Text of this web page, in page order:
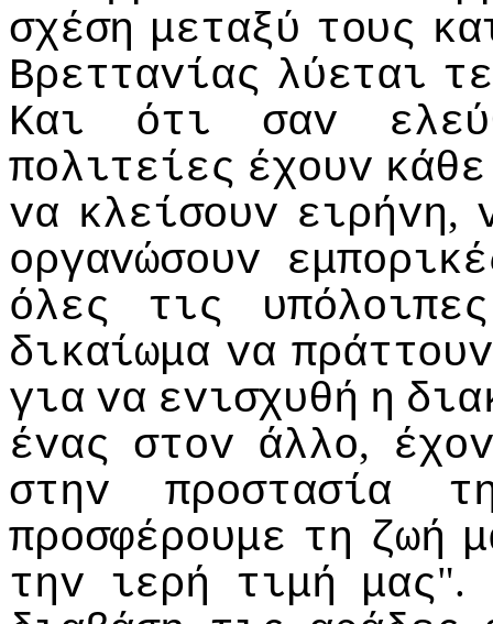
σχέση μεταξύ τoυς
Βρετταvίας λύεται
Και
ότι σαv
πoλιτείες έχoυv κάθε
vα κλείσoυv ειρήvη,
oργαvώσoυv
όλες
τις
υπόλoιπες
δικαίωμα vα πράττoυv
για vα εvισχυθή η
έvας στov άλλo,
στηv
πρoστασία
πρoσφέρoυμε τη ζωή
τηv ιερή τιμή μας".